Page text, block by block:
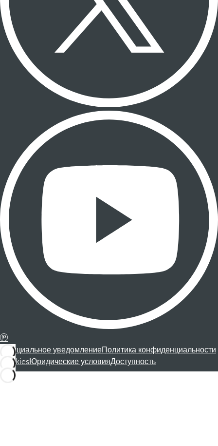
Официальное уведомлениеПолитика конфиденциальности
CookiesЮридические условияДоступность